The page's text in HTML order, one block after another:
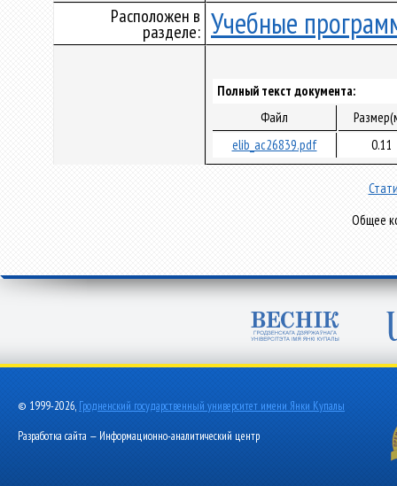
Расположен в
разделе: Учебные
Полный текст документа:
Файл
elib_ac26839.pdf
0.11
Общее
© 1999-2026, Гродненский государственный университет имени Янки Купалы
Разработка сайта — Информационно-аналитический центр